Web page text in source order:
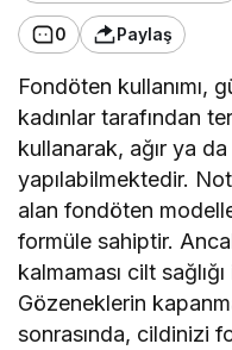
0 Paylaş
Fondöten kullanımı,
kadınlar tarafından
kullanarak, ağır ya
yapılabilmektedir.
alan fondöten
formüle sahiptir.
kalmaması cilt
Gözeneklerin
sonrasında, cildinizi